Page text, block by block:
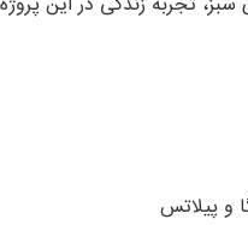
و پیلاتس